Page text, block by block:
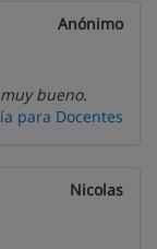
Anónimo
bueno.
para Docentes
Nicolas